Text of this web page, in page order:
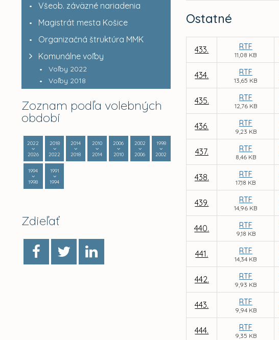
Všeob. záväzné nariadenia
Magistrát mesta Košice
Organizačná štruktúra MMK
Komunálne voľby
Voľby 2022
Voľby 2018
Zoznam podľa volebných
období
2022
2026
2018
2022
2014
2018
2010
2014
2006
2010
2002
2006
1998
2002
1994
1998
1991
1994
Zdieľať
Ostatné
433. RTF
11,08 KB
434. RTF
13,65 KB
435. RTF
12,76 KB
436. RTF
9,23 KB
437. RTF
8,46 KB
438. RTF
17,18 KB
439. RTF
14,96 KB
440. RTF
9,18 KB
441. RTF
14,34 KB
442. RTF
9,93 KB
443. RTF
9,94 KB
444. RTF
9,35 KB